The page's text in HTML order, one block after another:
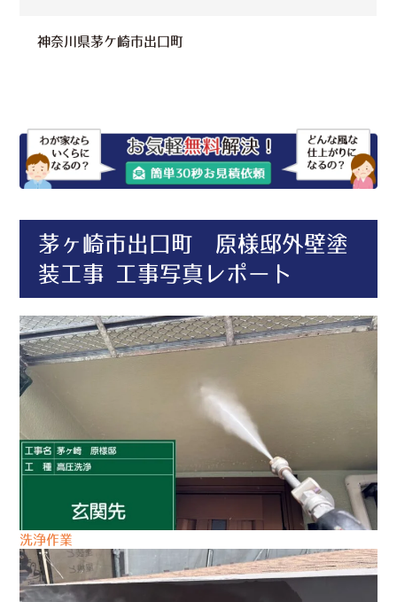
神奈川県茅ケ崎市出口町
茅ヶ崎市出口町 原様邸外壁塗
装工事 工事写真レポート
洗浄作業